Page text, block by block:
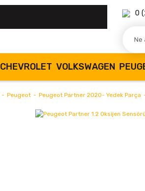
0
CHEVROLET VOLKSWAGEN
Peugeot Peugeot Partner 2020- Yedek Parça